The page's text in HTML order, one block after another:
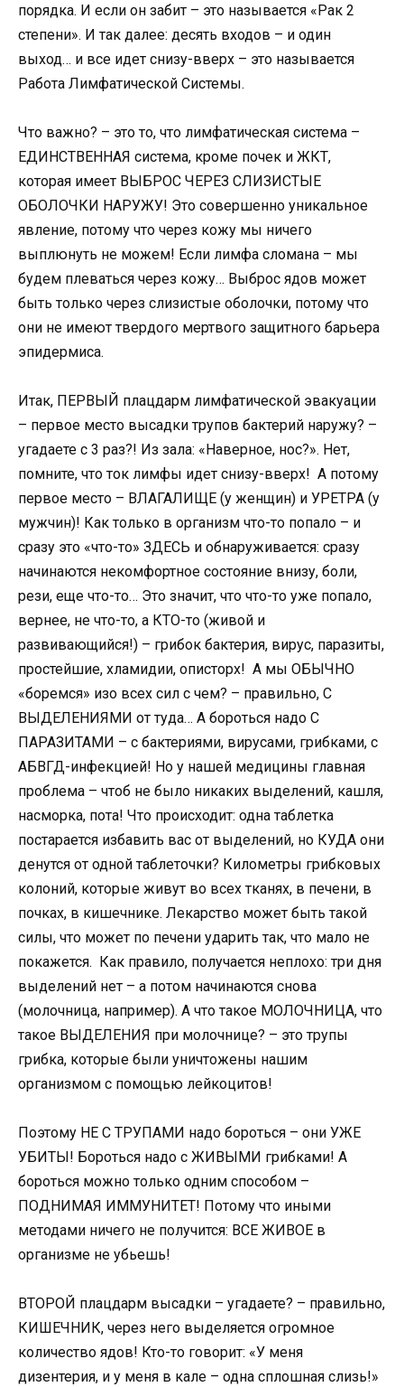
порядка. И если он забит – это называется «Рак 2
степени». И так далее: десять входов – и один
выход… и все идет снизу-вверх – это называется
Работа Лимфатической Системы.
Что важно? – это то, что лимфатическая система –
ЕДИНСТВЕННАЯ система, кроме почек и ЖКТ,
которая имеет ВЫБРОС ЧЕРЕЗ СЛИЗИСТЫЕ
ОБОЛОЧКИ НАРУЖУ! Это совершенно уникальное
явление, потому что через кожу мы ничего
выплюнуть не можем! Если лимфа сломана – мы
будем плеваться через кожу… Выброс ядов может
быть только через слизистые оболочки, потому что
они не имеют твердого мертвого защитного барьера
эпидермиса.
Итак, ПЕРВЫЙ плацдарм лимфатической эвакуации
– первое место высадки трупов бактерий наружу? –
угадаете с 3 раз?! Из зала: «Наверное, нос?». Нет,
помните, что ток лимфы идет снизу-вверх! А потому
первое место – ВЛАГАЛИЩЕ (у женщин) и УРЕТРА (у
мужчин)! Как только в организм что-то попало – и
сразу это «что-то» ЗДЕСЬ и обнаруживается: сразу
начинаются некомфортное состояние внизу, боли,
рези, еще что-то… Это значит, что что-то уже попало,
вернее, не что-то, а КТО-то (живой и
развивающийся!) – грибок бактерия, вирус, паразиты,
простейшие, хламидии, описторх! А мы ОБЫЧНО
«боремся» изо всех сил с чем? – правильно, С
ВЫДЕЛЕНИЯМИ от туда… А бороться надо С
ПАРАЗИТАМИ – с бактериями, вирусами, грибками, с
АБВГД-инфекцией! Но у нашей медицины главная
проблема – чтоб не было никаких выделений, кашля,
насморка, пота! Что происходит: одна таблетка
постарается избавить вас от выделений, но КУДА они
денутся от одной таблеточки? Километры грибковых
колоний, которые живут во всех тканях, в печени, в
почках, в кишечнике. Лекарство может быть такой
силы, что может по печени ударить так, что мало не
покажется. Как правило, получается неплохо: три дня
выделений нет – а потом начинаются снова
(молочница, например). А что такое МОЛОЧНИЦА, что
такое ВЫДЕЛЕНИЯ при молочнице? – это трупы
грибка, которые были уничтожены нашим
организмом с помощью лейкоцитов!
Поэтому НЕ С ТРУПАМИ надо бороться – они УЖЕ
УБИТЫ! Бороться надо с ЖИВЫМИ грибками! А
бороться можно только одним способом –
ПОДНИМАЯ ИММУНИТЕТ! Потому что иными
методами ничего не получится: ВСЕ ЖИВОЕ в
организме не убьешь!
ВТОРОЙ плацдарм высадки – угадаете? – правильно,
КИШЕЧНИК, через него выделяется огромное
количество ядов! Кто-то говорит: «У меня
дизентерия, и у меня в кале – одна сплошная слизь!»